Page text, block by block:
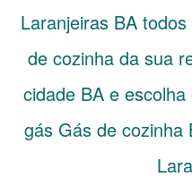
Laranjeiras BA
de cozinha da sua
cidade BA e
gás Gás de cozinha